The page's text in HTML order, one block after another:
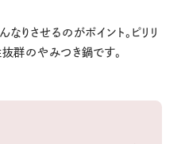
りさせるのがポイント。ピリリ
群のやみつき鍋です。